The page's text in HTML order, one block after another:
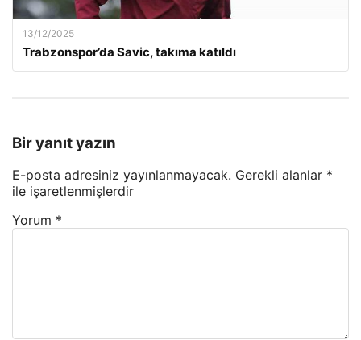
13/12/2025
Trabzonspor’da Savic, takıma katıldı
Bir yanıt yazın
E-posta adresiniz yayınlanmayacak. Gerekli alanlar *
ile işaretlenmişlerdir
Yorum *